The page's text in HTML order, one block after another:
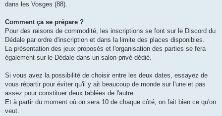
dans les Vosges (88).
Comment ça se prépare ?
Pour des raisons de commodité, les inscriptions se font sur le Discord du
Dédale par ordre d'inscription et dans la limite des places disponibles.
La présentation des jeux proposés et l'organisation des parties se fera
également sur le Dédale dans un salon privé dédié.
Si vous avez la possibilité de choisir entre les deux dates, essayez de
vous répartir pour éviter qu'il y ait beaucoup de monde sur l'une et pas
assez pour constituer deux tablées de l'autre.
Et à partir du moment où on sera 10 de chaque côté, on fait bien ce qu'on
veut.